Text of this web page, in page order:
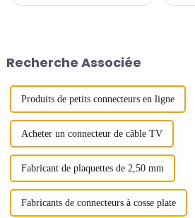
Recherche Associée
Produits de petits connecteurs en ligne
Acheter un connecteur de câble TV
Fabricant de plaquettes de 2,50 mm
Fabricants de connecteurs à cosse plate